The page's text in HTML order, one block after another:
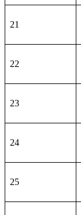
21
22
23
24
25